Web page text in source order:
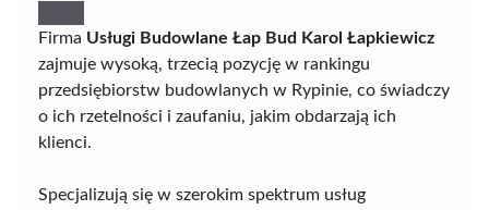
Firma Usługi Budowlane Łap Bud Karol Łapkiewicz
zajmuje wysoką, trzecią pozycję w rankingu
przedsiębiorstw budowlanych w Rypinie, co świadczy
o ich rzetelności i zaufaniu, jakim obdarzają ich
klienci.
Specjalizują się w szerokim spektrum usług